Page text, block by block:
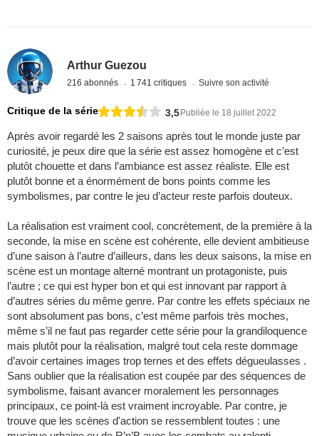
Arthur Guezou
216 abonnés 1 741 critiques Suivre son activité
Critique de la série 3,5Publiée le 18 juillet 2022
Après avoir regardé les 2 saisons après tout le monde juste par
curiosité, je peux dire que la série est assez homogène et c’est
plutôt chouette et dans l’ambiance est assez réaliste. Elle est
plutôt bonne et a énormément de bons points comme les
symbolismes, par contre le jeu d’acteur reste parfois douteux.
La réalisation est vraiment cool, concrètement, de la première à la
seconde, la mise en scène est cohérente, elle devient ambitieuse
d’une saison à l’autre d’ailleurs, dans les deux saisons, la mise en
scène est un montage alterné montrant un protagoniste, puis
l’autre ; ce qui est hyper bon et qui est innovant par rapport à
d’autres séries du même genre. Par contre les effets spéciaux ne
sont absolument pas bons, c’est même parfois très moches,
même s’il ne faut pas regarder cette série pour la grandiloquence
mais plutôt pour la réalisation, malgré tout cela reste dommage
d’avoir certaines images trop ternes et des effets dégueulasses .
Sans oublier que la réalisation est coupée par des séquences de
symbolisme, faisant avancer moralement les personnages
principaux, ce point-là est vraiment incroyable. Par contre, je
trouve que les scènes d'action se ressemblent toutes : une